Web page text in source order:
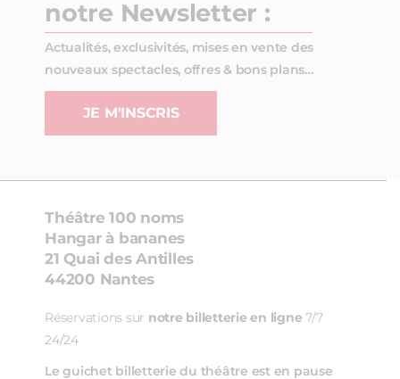
notre Newsletter :
Actualités, exclusivités, mises en vente des
nouveaux spectacles, offres & bons plans…
JE M'INSCRIS
Théâtre 100 noms
Hangar à bananes
21 Quai des Antilles
44200 Nantes
Réservations sur notre billetterie en ligne 7/7
24/24
Le guichet billetterie du théâtre est en pause